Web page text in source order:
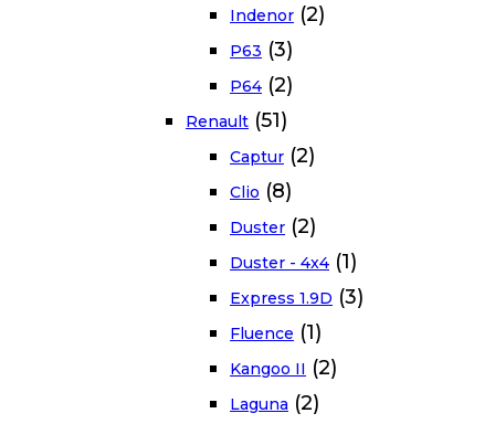
Indenor (2)
P63 (3)
P64 (2)
Renault (51)
Captur (2)
Clio (8)
Duster (2)
Duster - 4x4 (1)
Express 1.9D (3)
Fluence (1)
Kangoo II (2)
Laguna (2)